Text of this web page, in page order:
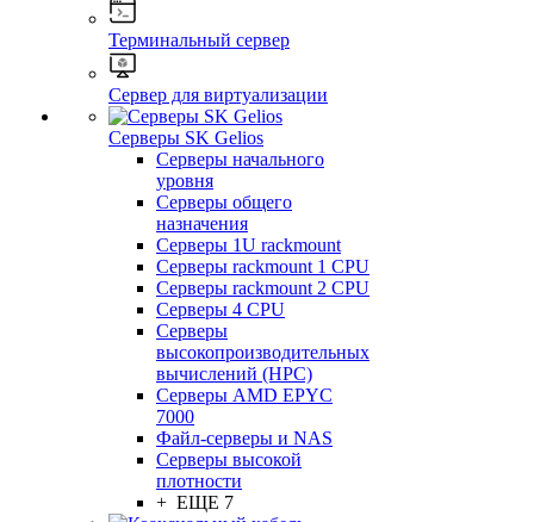
Терминальный сервер
Сервер для виртуализации
Серверы SK Gelios
Серверы начального
уровня
Серверы общего
назначения
Серверы 1U rackmount
Серверы rackmount 1 CPU
Серверы rackmount 2 CPU
Серверы 4 CPU
Серверы
высокопроизводительных
вычислений (HPC)
Серверы AMD EPYC
7000
Файл-серверы и NAS
Серверы высокой
плотности
+ ЕЩЕ 7